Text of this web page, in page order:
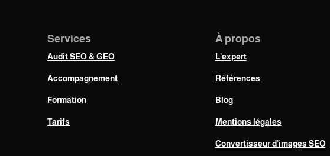
Services
Audit SEO & GEO
Accompagnement
Formation
Tarifs
À propos
L’expert
Références
Blog
Mentions légales
Convertisseur d’images SEO